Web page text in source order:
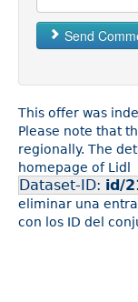
Send
This offer was
Please note that
regionally. The
homepage of Lidl
Dataset-ID: id/
eliminar una
con los ID del